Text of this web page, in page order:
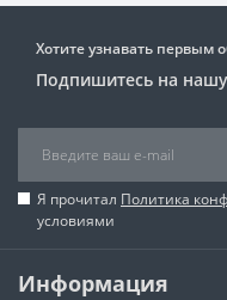
Хотите узнавать первым
Подпишитесь на
Я прочитал Политика
условиями
Информация